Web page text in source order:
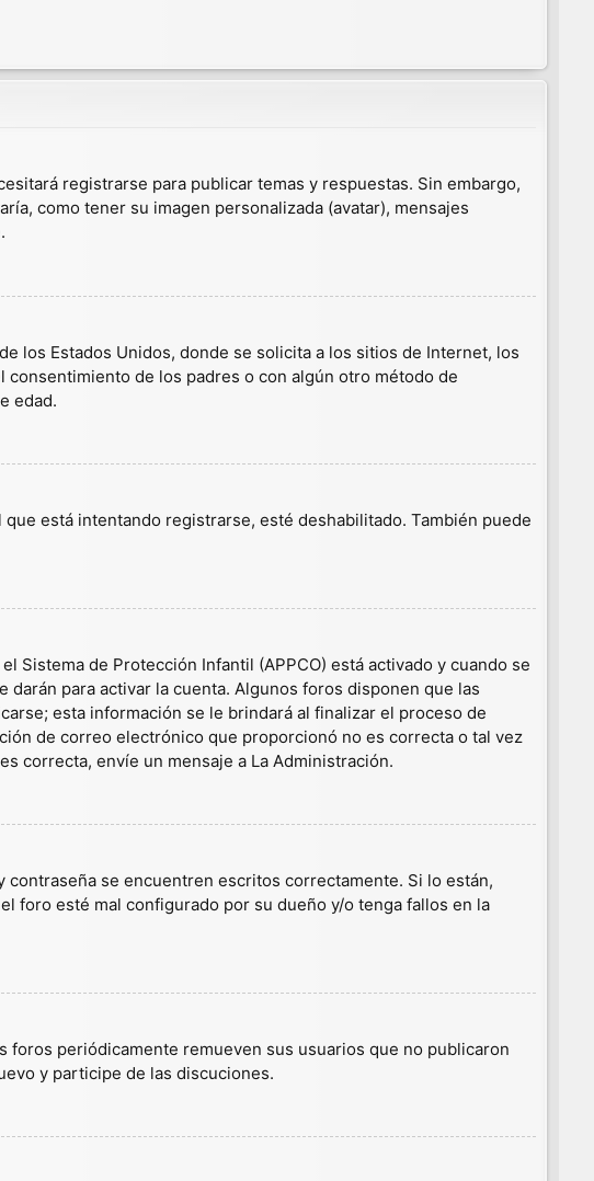
registrarse para publicar temas y respuestas. Sin embargo,
como tener su imagen personalizada (avatar), mensajes
los Estados Unidos, donde se solicita a los sitios de Internet, los
de los padres o con algún otro método de
edad.
está intentando registrarse, esté deshabilitado. También puede
Sistema de Protección Infantil (APPCO) está activado y cuando se
para activar la cuenta. Algunos foros disponen que las
esta información se le brindará al finalizar el proceso de
de correo electrónico que proporcionó no es correcta o tal vez
correcta, envíe un mensaje a La Administración.
se encuentren escritos correctamente. Si lo están,
foro esté mal configurado por su dueño y/o tenga fallos en la
foros periódicamente remueven sus usuarios que no publicaron
y participe de las discuciones.